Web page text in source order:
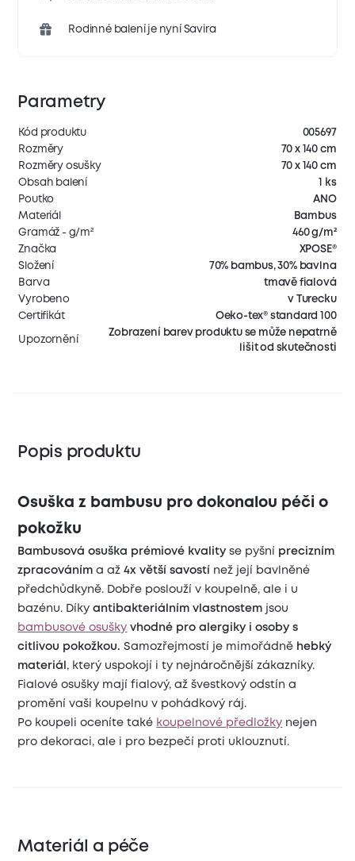
Rodinné balení je nyní Savira
Parametry
Kód produktu
005697
Rozměry
70 x 140 cm
Rozměry osušky
70 x 140 cm
Obsah balení
1 ks
Poutko
ANO
Materiál
Bambus
Gramáž - g/m²
460 g/m²
Značka
XPOSE®
Složení
70% bambus, 30% bavlna
Barva
tmavě fialová
Vyrobeno
v Turecku
Certifikát
Oeko-tex® standard 100
Upozornění
Zobrazení barev produktu se může nepatrně
lišit od skutečnosti
Popis produktu
Osuška z bambusu pro dokonalou péči o
pokožku
Bambusová osuška prémiové kvality se pyšní precizním
zpracováním a až4x větší savostí než její bavlněné
předchůdkyně. Dobře poslouží v koupelně, ale i u
bazénu. Díkyantibakteriálním vlastnostem jsou
bambusové osušky vhodné pro alergiky i osoby s
citlivou pokožkou. Samozřejmostí je mimořádně hebký
materiál , který uspokojí i ty nejnáročnější zákazníky.
Fialové osušky mají fialový, až švestkový odstín a
promění vaši koupelnu v pohádkový ráj.
Po koupeli oceníte také koupelnové předložky nejen
pro dekoraci, ale i pro bezpečí proti uklouznutí.
Materiál a péče